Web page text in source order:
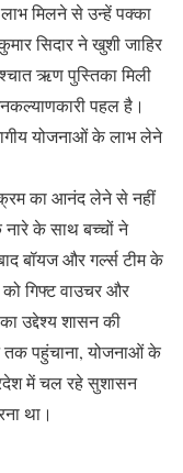
मिलने से उन्हें पक्का
सिदार ने खुशी जाहिर
ऋण पुस्तिका मिली
पहल है।
योजनाओं के लाभ लेने
का आनंद लेने से नहीं
के साथ बच्चों ने
बॉयज और गर्ल्स टीम के
गिफ्ट वाउचर और
उद्देश्य शासन की
पहुंचाना, योजनाओं के
में चल रहे सुशासन
था।